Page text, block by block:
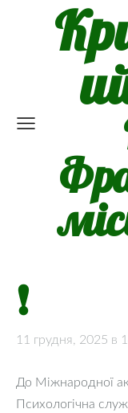
❗
11 грудня, 2025 в
До Міжнародної
Психологічна